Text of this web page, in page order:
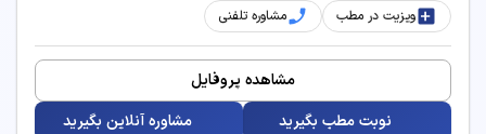
ویزیت در مطب
مشاوره تلفنی
مشاهده پروفایل
نوبت مطب بگیرید
مشاوره آنلاین بگیرید